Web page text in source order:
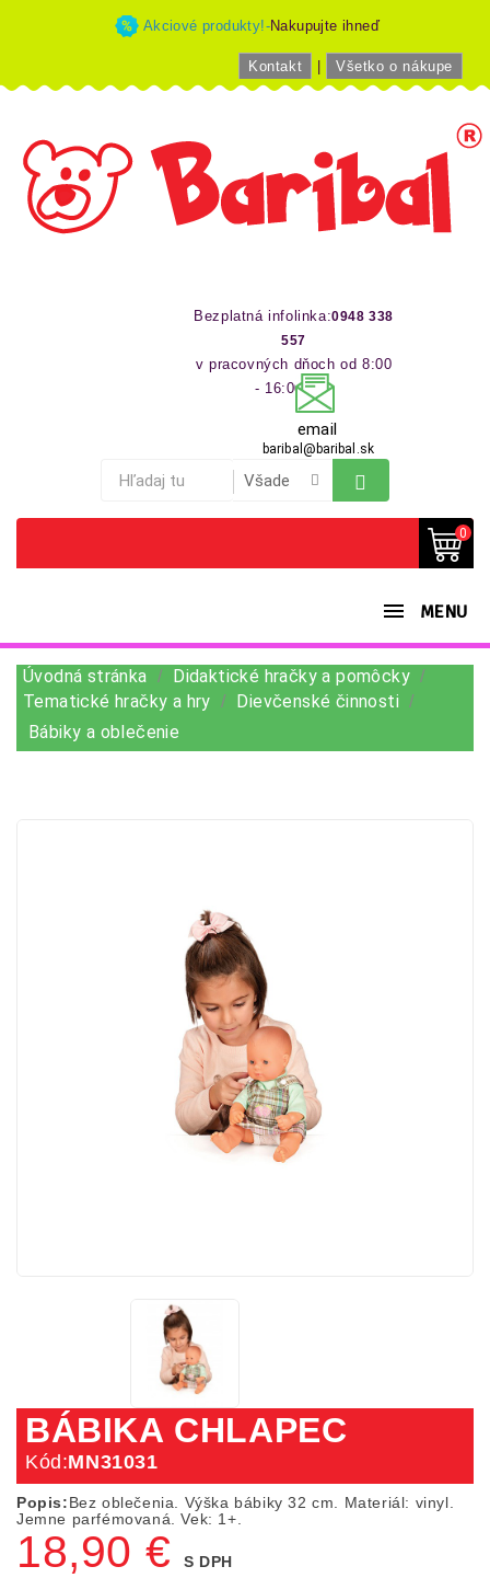
Akciové produkty!-Nakupujte ihneď
Kontakt Všetko o nákupe
Bezplatná infolinka:0948 338
557
v pracovných dňoch od 8:00
- 16:00 hod
email
baribal@baribal.sk
0
MENU
Úvodná stránka
Didaktické hračky a pomôcky
Tematické hračky a hry
Dievčenské činnosti
Bábiky a oblečenie
BÁBIKA CHLAPEC
Kód:MN31031
Popis:Bez oblečenia. Výška bábiky 32 cm. Materiál: vinyl.
Jemne parfémovaná. Vek: 1+.
18,90 € S DPH